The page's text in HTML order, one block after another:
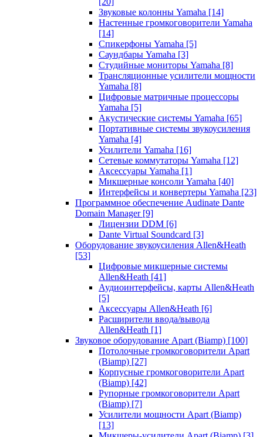
Звуковые колонны Yamaha [14]
Настенные громкоговорители Yamaha
[14]
Спикерфоны Yamaha [5]
Саундбары Yamaha [3]
Студийные мониторы Yamaha [8]
Трансляционные усилители мощности
Yamaha [8]
Цифровые матричные процессоры
Yamaha [5]
Акустические системы Yamaha [65]
Портативные системы звукоусиления
Yamaha [4]
Усилители Yamaha [16]
Сетевые коммутаторы Yamaha [12]
Аксессуары Yamaha [1]
Микшерные консоли Yamaha [40]
Интерфейсы и конвертеры Yamaha [23]
Программное обеспечение Audinate Dante
Domain Manager [9]
Лицензии DDM [6]
Dante Virtual Soundcard [3]
Оборудование звукоусиления Allen&Heath
[53]
Цифровые микшерные системы
Allen&Heath [41]
Аудиоинтерфейсы, карты Allen&Heath
[5]
Аксессуары Allen&Heath [6]
Расширители ввода/вывода
Allen&Heath [1]
Звуковое оборудование Apart (Biamp) [100]
Потолочные громкоговорители Apart
(Biamp) [27]
Корпусные громкоговорители Apart
(Biamp) [42]
Рупорные громкоговорители Apart
(Biamp) [7]
Усилители мощности Apart (Biamp)
[13]